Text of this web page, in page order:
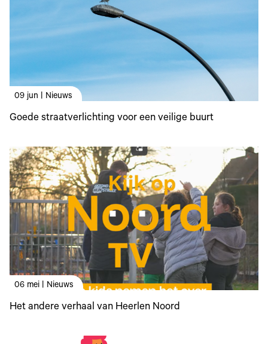
09 jun | Nieuws
Goede straatverlichting voor een veilige buurt
06 mei | Nieuws
Het andere verhaal van Heerlen Noord